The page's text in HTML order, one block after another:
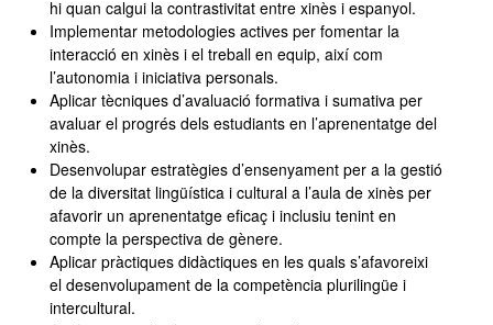
hi quan calgui la contrastivitat entre xinès i espanyol.
Implementar metodologies actives per fomentar la
interacció en xinès i el treball en equip, així com
l’autonomia i iniciativa personals.
Aplicar tècniques d’avaluació formativa i sumativa per
avaluar el progrés dels estudiants en l’aprenentatge del
xinès.
Desenvolupar estratègies d’ensenyament per a la gestió
de la diversitat lingüística i cultural a l’aula de xinès per
afavorir un aprenentatge eficaç i inclusiu tenint en
compte la perspectiva de gènere.
Aplicar pràctiques didàctiques en les quals s’afavoreixi
el desenvolupament de la competència plurilingüe i
intercultural.